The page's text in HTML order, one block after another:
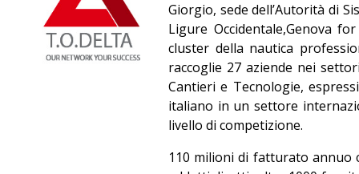
Giorgio, sede dell’Autorità di
Ligure Occidentale,Genova
cluster della nautica
raccoglie 27 aziende nei
Cantieri e Tecnologie,
italiano in un settore
livello di competizione.
110 milioni di fatturato annuo